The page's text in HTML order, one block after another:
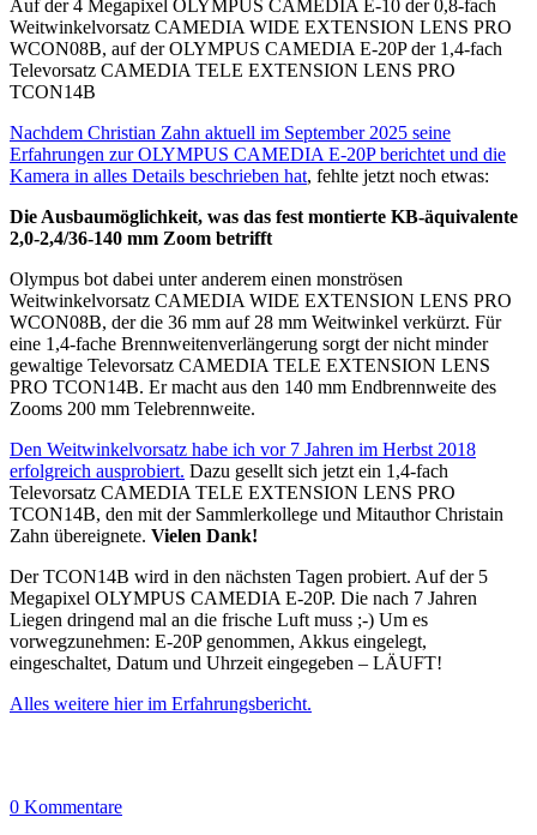
Auf der 4 Megapixel OLYMPUS CAMEDIA E-10 der 0,8-fach
Weitwinkelvorsatz CAMEDIA WIDE EXTENSION LENS PRO
WCON08B, auf der OLYMPUS CAMEDIA E-20P der 1,4-fach
Televorsatz CAMEDIA TELE EXTENSION LENS PRO
TCON14B
Nachdem Christian Zahn aktuell im September 2025 seine
Erfahrungen zur OLYMPUS CAMEDIA E-20P berichtet und die
Kamera in alles Details beschrieben hat, fehlte jetzt noch etwas:
Die Ausbaumöglichkeit, was das fest montierte KB-äquivalente
2,0-2,4/36-140 mm Zoom betrifft
Olympus bot dabei unter anderem einen monströsen
Weitwinkelvorsatz CAMEDIA WIDE EXTENSION LENS PRO
WCON08B, der die 36 mm auf 28 mm Weitwinkel verkürzt. Für
eine 1,4-fache Brennweitenverlängerung sorgt der nicht minder
gewaltige Televorsatz CAMEDIA TELE EXTENSION LENS
PRO TCON14B. Er macht aus den 140 mm Endbrennweite des
Zooms 200 mm Telebrennweite.
Den Weitwinkelvorsatz habe ich vor 7 Jahren im Herbst 2018
erfolgreich ausprobiert. Dazu gesellt sich jetzt ein 1,4-fach
Televorsatz CAMEDIA TELE EXTENSION LENS PRO
TCON14B, den mit der Sammlerkollege und Mitauthor Christain
Zahn übereignete. Vielen Dank!
Der TCON14B wird in den nächsten Tagen probiert. Auf der 5
Megapixel OLYMPUS CAMEDIA E-20P. Die nach 7 Jahren
Liegen dringend mal an die frische Luft muss ;-) Um es
vorwegzunehmen: E-20P genommen, Akkus eingelegt,
eingeschaltet, Datum und Uhrzeit eingegeben – LÄUFT!
Alles weitere hier im Erfahrungsbericht.
0 Kommentare